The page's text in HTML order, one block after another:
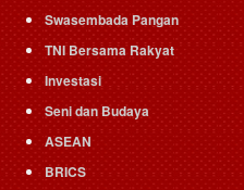
Swasembada Pangan
TNI Bersama Rakyat
Investasi
Seni dan Budaya
ASEAN
BRICS